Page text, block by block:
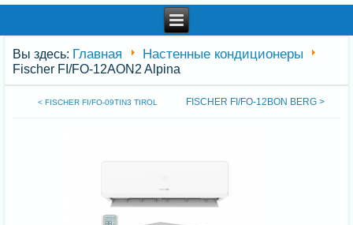
Вы здесь: Главная Настенные кондиционеры
Fischer FI/FO-12AON2 Alpina
< FISCHER FI/FO-09TIN3 TIROL FISCHER FI/FO-12BON BERG >